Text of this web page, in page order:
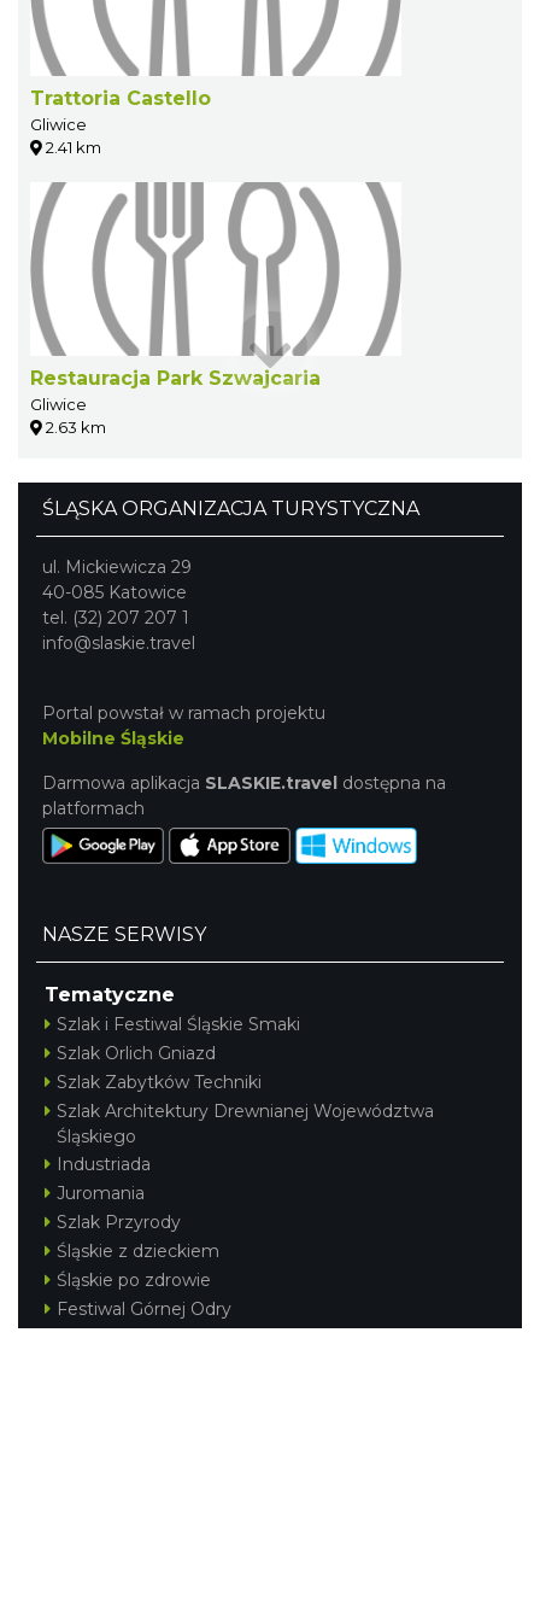
Trattoria Castello
Gliwice
2.41 km
Restauracja Park Szwajcaria
Gliwice
2.63 km
ŚLĄSKA ORGANIZACJA TURYSTYCZNA
ul. Mickiewicza 29
40-085 Katowice
tel. (32) 207 207 1
info@slaskie.travel
Portal powstał w ramach projektu
Mobilne Śląskie
Darmowa aplikacja SLASKIE.travel dostępna na
platformach
NASZE SERWISY
Tematyczne
Szlak i Festiwal Śląskie Smaki
Szlak Orlich Gniazd
Szlak Zabytków Techniki
Szlak Architektury Drewnianej Województwa
Śląskiego
Industriada
Juromania
Szlak Przyrody
Śląskie z dzieckiem
Śląskie po zdrowie
Festiwal Górnej Odry